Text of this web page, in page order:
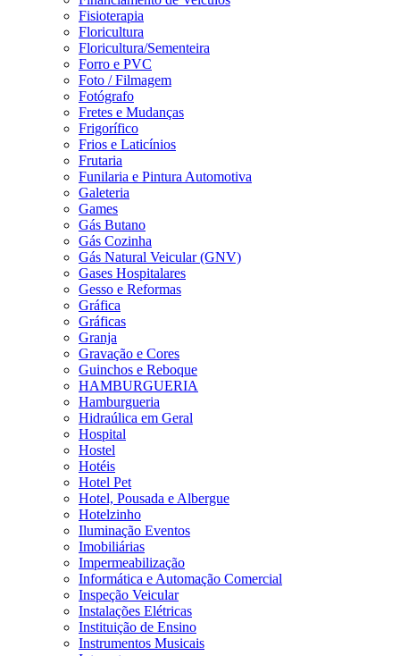
Fisioterapia
Floricultura
Floricultura/Sementeira
Forro e PVC
Foto / Filmagem
Fotógrafo
Fretes e Mudanças
Frigorífico
Frios e Laticínios
Frutaria
Funilaria e Pintura Automotiva
Galeteria
Games
Gás Butano
Gás Cozinha
Gás Natural Veicular (GNV)
Gases Hospitalares
Gesso e Reformas
Gráfica
Gráficas
Granja
Gravação e Cores
Guinchos e Reboque
HAMBURGUERIA
Hamburgueria
Hidraúlica em Geral
Hospital
Hostel
Hotéis
Hotel Pet
Hotel, Pousada e Albergue
Hotelzinho
Iluminação Eventos
Imobiliárias
Impermeabilização
Informática e Automação Comercial
Inspeção Veicular
Instalações Elétricas
Instituição de Ensino
Instrumentos Musicais